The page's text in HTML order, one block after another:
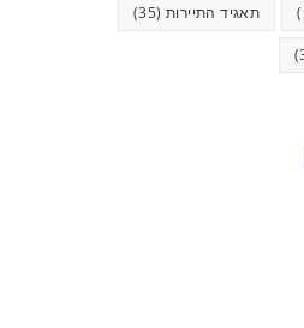
תאגיד התיירות (35)